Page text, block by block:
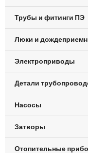
Трубы и фитинги ПЭ
Люки и
Электроприводы
Детали
Насосы
Затворы
Отопительные